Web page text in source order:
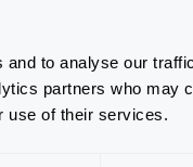
to analyse our
partners who may
use of their services.